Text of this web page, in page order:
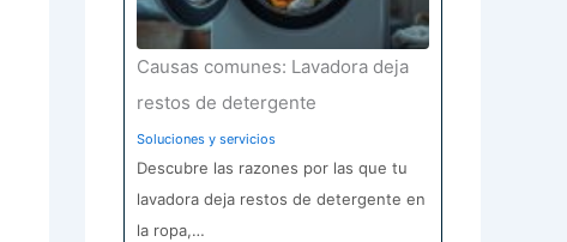
Causas comunes: Lavadora deja
restos de detergente
Soluciones y servicios
Descubre las razones por las que tu
lavadora deja restos de detergente en
la ropa,…